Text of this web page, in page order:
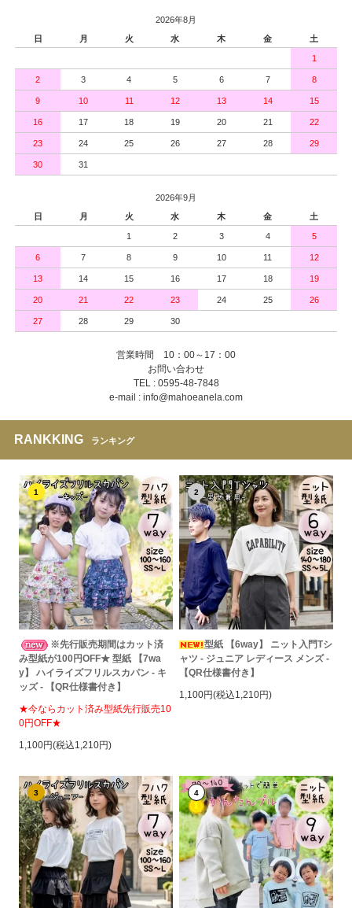
2026年8月
日
月 火 水 木 金 土
1
2 3 4 5 6 7 8
9 10 11 12 13 14 15
16 17 18 19 20 21 22
23 24 25 26 27 28 29
30 31
2026年9月
日
月 火 水 木 金 土
1 2 3 4 5
6 7 8 9 10 11 12
13 14 15 16 17 18 19
20 21 22 23 24 25 26
27 28 29 30
営業時間 10：00～17：00
お問い合わせ
TEL : 0595-48-7848
e-mail : info@mahoeanela.com
RANKKING ランキング
1
※先行販売期間はカット済
み型紙が100円OFF★ 型紙 【7wa
y】 ハイライズフリルスカパン - キ
ッズ - 【QR仕様書付き】
★今ならカット済み型紙先行販売10
0円OFF★
1,100円(税込1,210円)
2
型紙 【6way】 ニット入門Tシ
ャツ - ジュニア レディース メンズ -
【QR仕様書付き】
1,100円(税込1,210円)
3 4